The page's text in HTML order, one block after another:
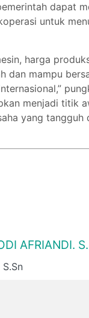
dapat
untuk
harga
dan mampu
menjadi titik
yang tangguh
AFRIANDI.
S.Sn